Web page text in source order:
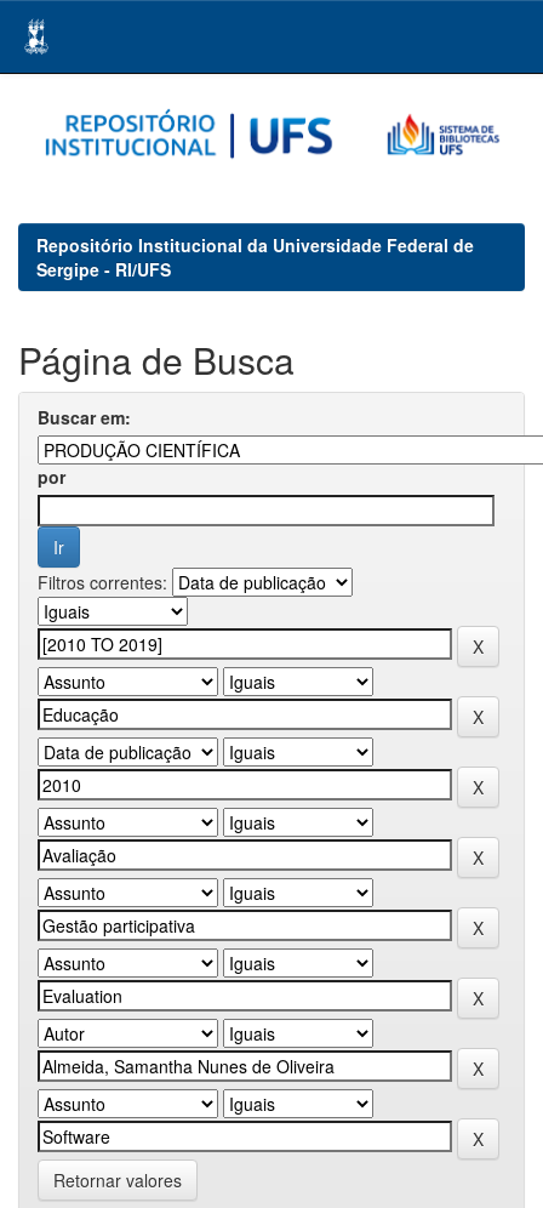
navigation
Repositório Institucional da Universidade Federal de
Sergipe - RI/UFS
Página de Busca
Buscar em:
por
Filtros correntes:
Retornar valores